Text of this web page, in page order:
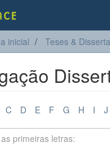
inicial Teses &
C D E F G H I J